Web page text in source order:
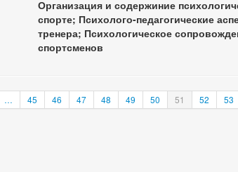
Организация и содержиние
спорте; Психолого-педагогические
тренера; Психологическое
спортсменов
… 45 46 47 48 49 50 51 52 53